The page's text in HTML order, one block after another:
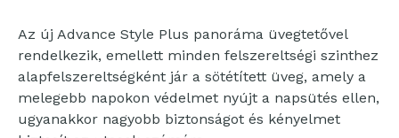
Az új Advance Style Plus panoráma üvegtetővel
rendelkezik, emellett minden felszereltségi szinthez
alapfelszereltségként jár a sötétített üveg, amely a
melegebb napokon védelmet nyújt a napsütés ellen,
ugyanakkor nagyobb biztonságot és kényelmet